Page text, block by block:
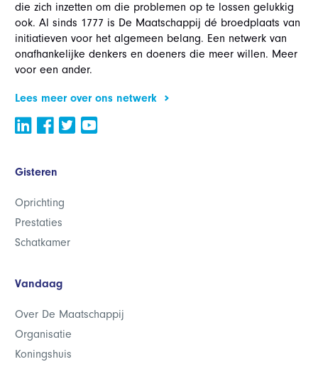
die zich inzetten om die problemen op te lossen gelukkig
ook. Al sinds 1777 is De Maatschappij dé broedplaats van
initiatieven voor het algemeen belang. Een netwerk van
onafhankelijke denkers en doeners die meer willen. Meer
voor een ander.
Lees meer over ons netwerk
Gisteren
Oprichting
Prestaties
Schatkamer
Vandaag
Over De Maatschappij
Organisatie
Koningshuis